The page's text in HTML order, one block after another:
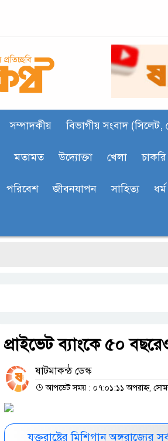
সম্পাদকীয় বিভাগীয় সংবাদ
মতামত উদ্যোক্তা খেলা চাকরি
পরিবেশ জীবনযাপন সাহিত‍্য ধর্ম
প্রাইভেট ব্যাংকে ৫০
ষাটমাকন্ঠ ডেস্ক
আপডেট সময় : ০৭:০১:১১ অপরাহ্ন,
যুক্তরাষ্ট্রের মিশিগান